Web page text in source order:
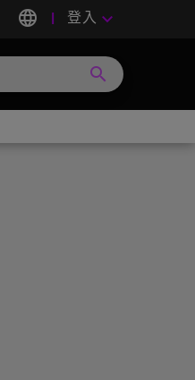
language 登入 keyboard_arrow_down
search